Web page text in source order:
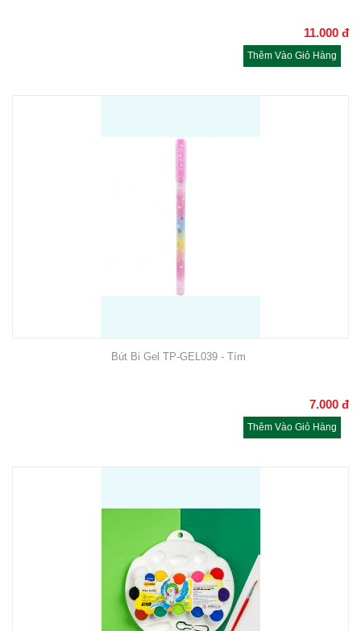
11.000 đ
Thêm Vào Giỏ Hàng
Bút Bi Gel TP-GEL039 - Tím
7.000 đ
Thêm Vào Giỏ Hàng